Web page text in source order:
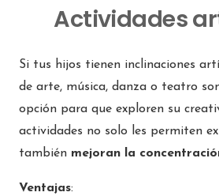
Actividades
Si tus hijos tienen inclinaciones
de arte, música, danza o teatro
opción para que exploren su
actividades no solo les permiten
también mejoran la
Ventajas: